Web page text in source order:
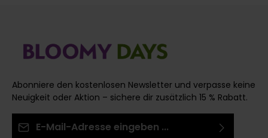
Abonniere den kostenlosen Newsletter und verpasse keine
Neuigkeit oder Aktion – sichere dir zusätzlich 15 % Rabatt.